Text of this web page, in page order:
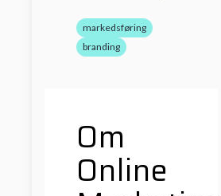
markedsføring
branding
Om
Online